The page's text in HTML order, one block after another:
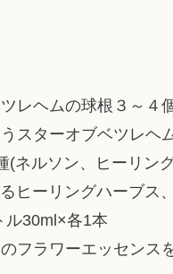
レヘムの球根３～４
スターオブベツレヘ
(ネルソン、ヒーリン
ヒーリングハーブス
ル30ml×各1本
フラワーエッセンス